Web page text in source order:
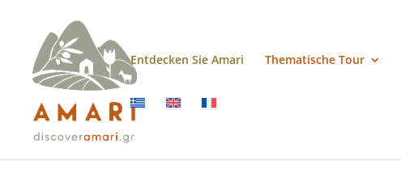
Entdecken Sie Amari Thematische Tour